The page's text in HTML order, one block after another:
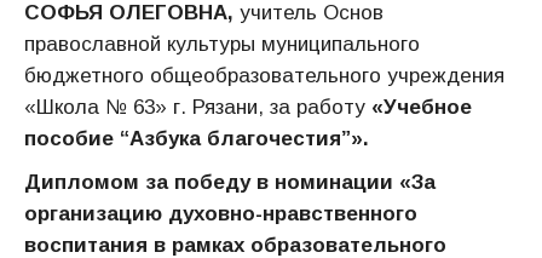
СОФЬЯ ОЛЕГОВНА, учитель Основ
православной культуры муниципального
бюджетного общеобразовательного учреждения
«Школа № 63» г. Рязани, за работу «Учебное
пособие “Азбука благочестия”».
Дипломом за победу в номинации «За
организацию духовно-нравственного
воспитания в рамках образовательного